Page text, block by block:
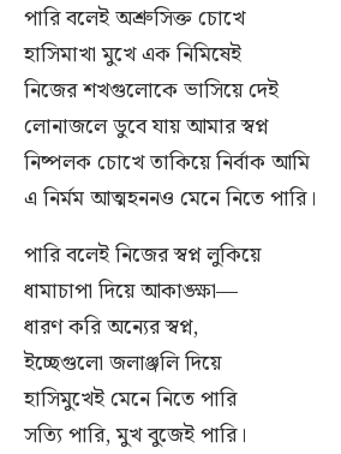
পারি বলেই অশ্রুসিক্ত চোখে
হাসিমাখা মুখে এক নিমিষেই
নিজের শখগুলোকে ভাসিয়ে দেই
লোনাজলে ডুবে যায় আমার স্বপ্ন
নিষ্পলক চোখে তাকিয়ে নির্বাক আমি
এ নির্মম আত্মহননও মেনে নিতে পারি।
পারি বলেই নিজের স্বপ্ন লুকিয়ে
ধামাচাপা দিয়ে আকাঙ্ক্ষা—
ধারণ করি অন্যের স্বপ্ন,
ইচ্ছেগুলো জলাঞ্জলি দিয়ে
হাসিমুখেই মেনে নিতে পারি
সত্যি পারি, মুখ বুজেই পারি।